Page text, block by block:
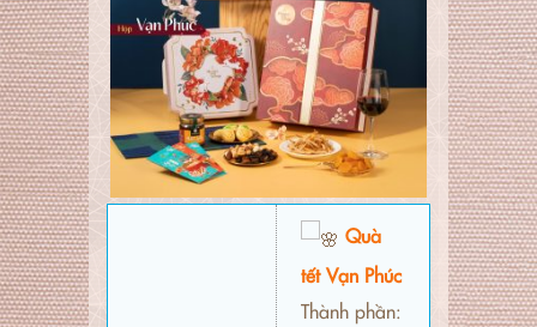
Quà
tết Vạn Phúc
Thành phần: